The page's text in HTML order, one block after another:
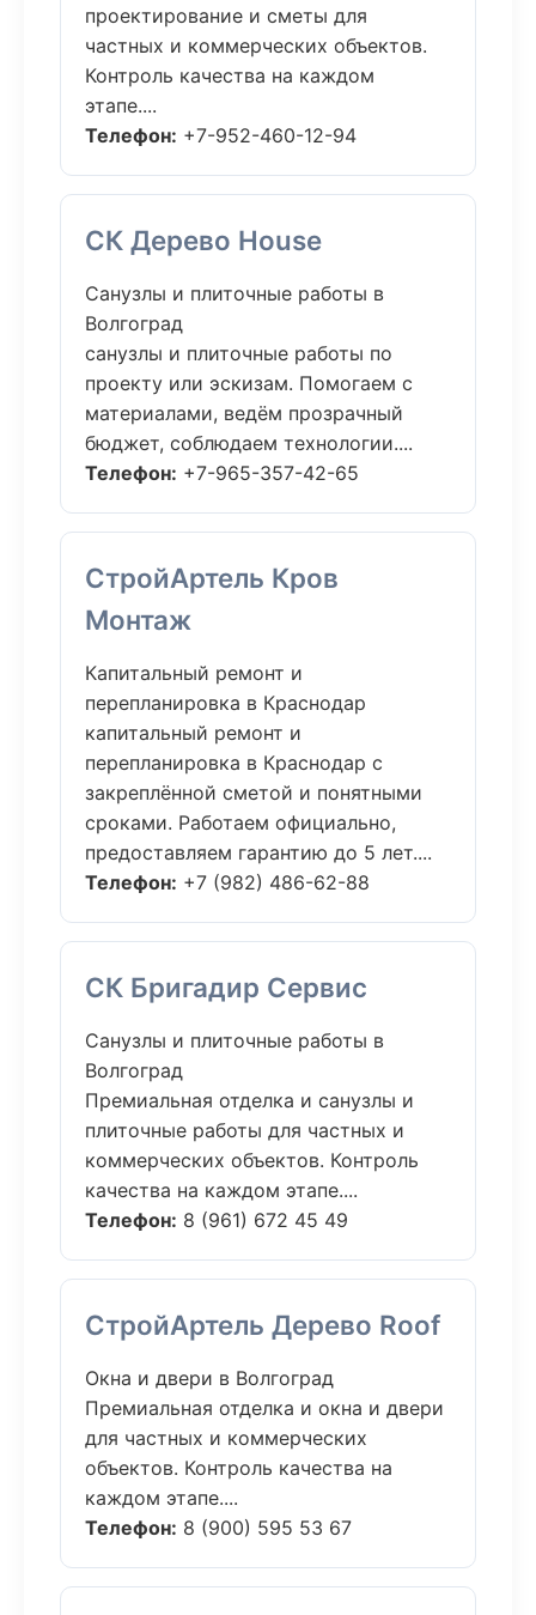
проектирование и сметы для
частных и коммерческих объектов.
Контроль качества на каждом
этапе....
Телефон: +7-952-460-12-94
СК Дерево House
Санузлы и плиточные работы в
Волгоград
санузлы и плиточные работы по
проекту или эскизам. Помогаем с
материалами, ведём прозрачный
бюджет, соблюдаем технологии....
Телефон: +7-965-357-42-65
СтройАртель Кров
Монтаж
Капитальный ремонт и
перепланировка в Краснодар
капитальный ремонт и
перепланировка в Краснодар с
закреплённой сметой и понятными
сроками. Работаем официально,
предоставляем гарантию до 5 лет....
Телефон: +7 (982) 486-62-88
СК Бригадир Сервис
Санузлы и плиточные работы в
Волгоград
Премиальная отделка и санузлы и
плиточные работы для частных и
коммерческих объектов. Контроль
качества на каждом этапе....
Телефон: 8 (961) 672 45 49
СтройАртель Дерево Roof
Окна и двери в Волгоград
Премиальная отделка и окна и двери
для частных и коммерческих
объектов. Контроль качества на
каждом этапе....
Телефон: 8 (900) 595 53 67